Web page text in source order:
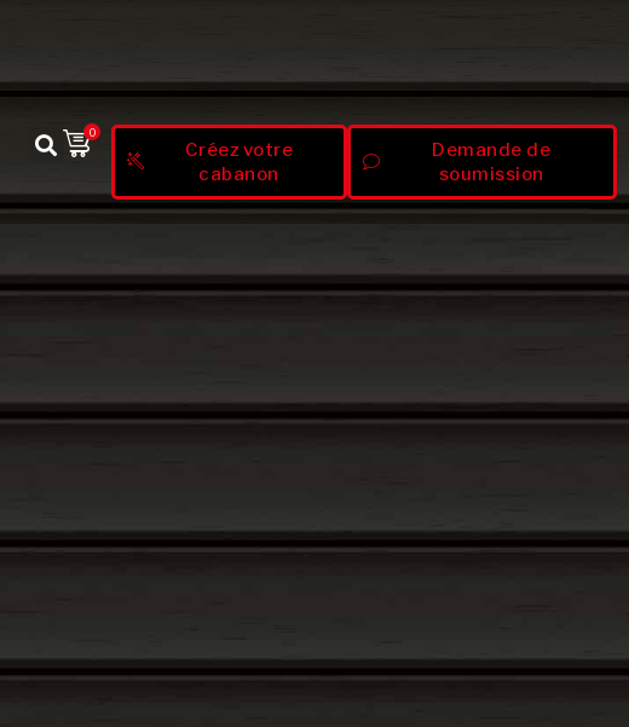
0
Créez votre
cabanon
Demande de
soumission